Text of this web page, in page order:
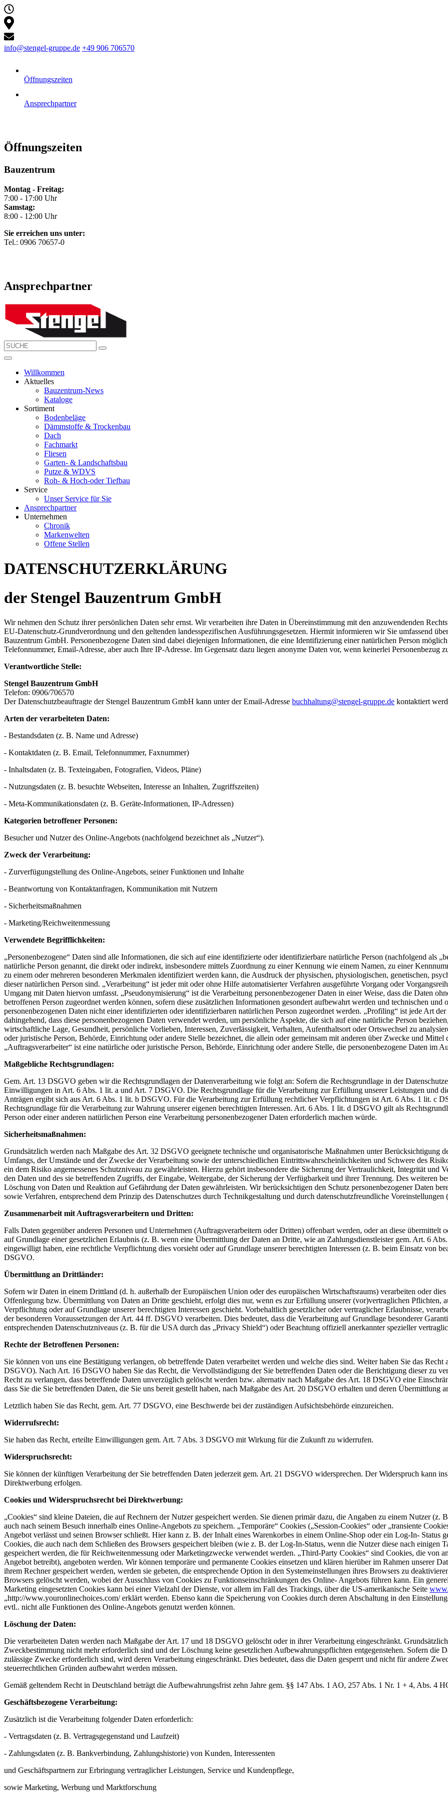
info@stengel-gruppe.de +49 906 706570
Öffnungszeiten
Ansprechpartner
Öffnungszeiten
Bauzentrum
Montag - Freitag:
7:00 - 17:00 Uhr
Samstag:
8:00 - 12:00 Uhr
Sie erreichen uns unter:
Tel.: 0906 70657-0
Ansprechpartner
Willkommen
Aktuelles
Bauzentrum-News
Kataloge
Sortiment
Bodenbeläge
Dämmstoffe & Trockenbau
Dach
Fachmarkt
Fliesen
Garten- & Landschaftsbau
Putze & WDVS
Roh- & Hoch-oder Tiefbau
Service
Unser Service für Sie
Ansprechpartner
Unternehmen
Chronik
Markenwelten
Offene Stellen
DATENSCHUTZERKLÄRUNG
der Stengel Bauzentrum GmbH
Wir nehmen den Schutz ihrer persönlichen Daten sehr ernst. Wir verarbeiten ihre Daten in Übereinstimmung mit den anzuwendenden
EU-Datenschutz-Grundverordnung und den geltenden landesspezifischen Ausführungsgesetzen. Hiermit informieren wir Sie umfassend
Bauzentrum GmbH. Personenbezogene Daten sind dabei diejenigen Informationen, die eine Identifizierung einer natürlichen Person
Telefonnummer, Email-Adresse, aber auch Ihre IP-Adresse. Im Gegensatz dazu liegen anonyme Daten vor, wenn keinerlei Personenbezug
Verantwortliche Stelle:
Stengel Bauzentrum GmbH
Telefon: 0906/706570
Der Datenschutzbeauftragte der Stengel Bauzentrum GmbH kann unter der Email-Adresse buchhaltung@stengel-gruppe.de kontaktiert
Arten der verarbeiteten Daten:
- Bestandsdaten (z. B. Name und Adresse)
- Kontaktdaten (z. B. Email, Telefonnummer, Faxnummer)
- Inhaltsdaten (z. B. Texteingaben, Fotografien, Videos, Pläne)
- Nutzungsdaten (z. B. besuchte Webseiten, Interesse an Inhalten, Zugriffszeiten)
- Meta-Kommunikationsdaten (z. B. Geräte-Informationen, IP-Adressen)
Kategorien betroffener Personen:
Besucher und Nutzer des Online-Angebots (nachfolgend bezeichnet als „Nutzer“).
Zweck der Verarbeitung:
- Zurverfügungstellung des Online-Angebots, seiner Funktionen und Inhalte
- Beantwortung von Kontaktanfragen, Kommunikation mit Nutzern
- Sicherheitsmaßnahmen
- Marketing/Reichweitenmessung
Verwendete Begrifflichkeiten:
„Personenbezogene“ Daten sind alle Informationen, die sich auf eine identifizierte oder identifizierbare natürliche Person (nachfolgend als
natürliche Person genannt, die direkt oder indirekt, insbesondere mittels Zuordnung zu einer Kennung wie einem Namen, zu einer
zu einem oder mehreren besonderen Merkmalen identifiziert werden kann, die Ausdruck der physischen, physiologischen, genetischen,
dieser natürlichen Person sind. „Verarbeitung“ ist jeder mit oder ohne Hilfe automatisierter Verfahren ausgeführte Vorgang oder
Umgang mit Daten hiervon umfasst. „Pseudonymisierung“ ist die Verarbeitung personenbezogener Daten in einer Weise, dass die Daten
betroffenen Person zugeordnet werden können, sofern diese zusätzlichen Informationen gesondert aufbewahrt werden und technischen
personenbezogenen Daten nicht einer identifizierten oder identifizierbaren natürlichen Person zugeordnet werden. „Profiling“ ist jede Art
dahingehend, dass diese personenbezogenen Daten verwendet werden, um persönliche Aspekte, die sich auf eine natürliche Person
wirtschaftliche Lage, Gesundheit, persönliche Vorlieben, Interessen, Zuverlässigkeit, Verhalten, Aufenthaltsort oder Ortswechsel zu
oder juristische Person, Behörde, Einrichtung oder andere Stelle bezeichnet, die allein oder gemeinsam mit anderen über Zwecke und
„Auftragsverarbeiter“ ist eine natürliche oder juristische Person, Behörde, Einrichtung oder andere Stelle, die personenbezogene Daten im
Maßgebliche Rechtsgrundlagen:
Gem. Art. 13 DSGVO geben wir die Rechtsgrundlagen der Datenverarbeitung wie folgt an: Sofern die Rechtsgrundlage in der
Einwilligungen in Art. 6 Abs. 1 lit. a und Art. 7 DSGVO. Die Rechtsgrundlage für die Verarbeitung zur Erfüllung unserer Leistungen und
Anträgen ergibt sich aus Art. 6 Abs. 1 lit. b DSGVO. Für die Verarbeitung zur Erfüllung rechtlicher Verpflichtungen ist Art. 6 Abs. 1 lit. c
Rechtsgrundlage für die Verarbeitung zur Wahrung unserer eigenen berechtigten Interessen. Art. 6 Abs. 1 lit. d DSGVO gilt als
Person oder einer anderen natürlichen Person eine Verarbeitung personenbezogener Daten erforderlich machen würde.
Sicherheitsmaßnahmen:
Grundsätzlich werden nach Maßgabe des Art. 32 DSGVO geeignete technische und organisatorische Maßnahmen unter Berücksichtigung
Umfangs, der Umstände und der Zwecke der Verarbeitung sowie der unterschiedlichen Eintrittswahrscheinlichkeiten und Schwere des
ein dem Risiko angemessenes Schutzniveau zu gewährleisten. Hierzu gehört insbesondere die Sicherung der Vertraulichkeit, Integrität
den Daten und des sie betreffenden Zugriffs, der Eingabe, Weitergabe, der Sicherung der Verfügbarkeit und ihrer Trennung. Des weiteren
Löschung von Daten und Reaktion auf Gefährdung der Daten gewährleisten. Wir berücksichtigen den Schutz personenbezogener Daten
sowie Verfahren, entsprechend dem Prinzip des Datenschutzes durch Technikgestaltung und durch datenschutzfreundliche
Zusammenarbeit mit Auftragsverarbeitern und Dritten:
Falls Daten gegenüber anderen Personen und Unternehmen (Auftragsverarbeitern oder Dritten) offenbart werden, oder an diese
auf Grundlage einer gesetzlichen Erlaubnis (z. B. wenn eine Übermittlung der Daten an Dritte, wie an Zahlungsdienstleister gem. Art. 6
eingewilligt haben, eine rechtliche Verpflichtung dies vorsieht oder auf Grundlage unserer berechtigten Interessen (z. B. beim Einsatz von
DSGVO.
Übermittlung an Drittländer:
Sofern wir Daten in einem Drittland (d. h. außerhalb der Europäischen Union oder des europäischen Wirtschaftsraums) verarbeiten oder
Offenlegung bzw. Übermittlung von Daten an Dritte geschieht, erfolgt dies nur, wenn es zur Erfüllung unserer (vor)vertraglichen
Verpflichtung oder auf Grundlage unserer berechtigten Interessen geschieht. Vorbehaltlich gesetzlicher oder vertraglicher Erlaubnisse,
der besonderen Voraussetzungen der Art. 44 ff. DSGVO verarbeiten. Dies bedeutet, dass die Verarbeitung auf Grundlage besonderer
entsprechenden Datenschutzniveaus (z. B. für die USA durch das „Privacy Shield“) oder Beachtung offiziell anerkannter spezieller
Rechte der Betroffenen Personen:
Sie können von uns eine Bestätigung verlangen, ob betreffende Daten verarbeitet werden und welche dies sind. Weiter haben Sie das
DSGVO). Nach Art. 16 DSGVO haben Sie das Recht, die Vervollständigung der Sie betreffenden Daten oder die Berichtigung dieser zu
Recht zu verlangen, dass betreffende Daten unverzüglich gelöscht werden bzw. alternativ nach Maßgabe des Art. 18 DSGVO eine
dass Sie die Sie betreffenden Daten, die Sie uns bereit gestellt haben, nach Maßgabe des Art. 20 DSGVO erhalten und deren Übermittlung
Letztlich haben Sie das Recht, gem. Art. 77 DSGVO, eine Beschwerde bei der zuständigen Aufsichtsbehörde einzureichen.
Widerrufsrecht:
Sie haben das Recht, erteilte Einwilligungen gem. Art. 7 Abs. 3 DSGVO mit Wirkung für die Zukunft zu widerrufen.
Widerspruchsrecht:
Sie können der künftigen Verarbeitung der Sie betreffenden Daten jederzeit gem. Art. 21 DSGVO widersprechen. Der Widerspruch kann
Direktwerbung erfolgen.
Cookies und Widerspruchsrecht bei Direktwerbung:
„Cookies“ sind kleine Dateien, die auf Rechnern der Nutzer gespeichert werden. Sie dienen primär dazu, die Angaben zu einem Nutzer (z.
auch nach seinem Besuch innerhalb eines Online-Angebots zu speichern. „Temporäre“ Cookies („Session-Cookies“ oder „transiente
Angebot verlässt und seinen Browser schließt. Hier kann z. B. der Inhalt eines Warenkorbes in einem Online-Shop oder ein Log-In- Status
Cookies, die auch nach dem Schließen des Browsers gespeichert bleiben (wie z. B. der Log-In-Status, wenn die Nutzer diese nach einigen
gespeichert werden, die für Reichweitenmessung oder Marketingzwecke verwendet werden. „Third-Party Cookies“ sind Cookies, die von
Angebot betreibt), angeboten werden. Wir können temporäre und permanente Cookies einsetzen und klären hierüber im Rahmen unserer
ihrem Rechner gespeichert werden, werden sie gebeten, die entsprechende Option in den Systemeinstellungen ihres Browsers zu
Browsers gelöscht werden, wobei der Ausschluss von Cookies zu Funktionseinschränkungen des Online- Angebots führen kann. Ein
Marketing eingesetzten Cookies kann bei einer Vielzahl der Dienste, vor allem im Fall des Trackings, über die US-amerikanische Seite
„http://www.youronlinechoices.com/ erklärt werden. Ebenso kann die Speicherung von Cookies durch deren Abschaltung in den
evtl.. nicht alle Funktionen des Online-Angebots genutzt werden können.
Löschung der Daten:
Die verarbeiteten Daten werden nach Maßgabe der Art. 17 und 18 DSGVO gelöscht oder in ihrer Verarbeitung eingeschränkt.
Zweckbestimmung nicht mehr erforderlich sind und der Löschung keine gesetzlichen Aufbewahrungspflichten entgegenstehen. Sofern die
zulässige Zwecke erforderlich sind, wird deren Verarbeitung eingeschränkt. Dies bedeutet, dass die Daten gesperrt und nicht für andere
steuerrechtlichen Gründen aufbewahrt werden müssen.
Gemäß geltendem Recht in Deutschland beträgt die Aufbewahrungsfrist zehn Jahre gem. §§ 147 Abs. 1 AO, 257 Abs. 1 Nr. 1 + 4, Abs. 4
Geschäftsbezogene Verarbeitung:
Zusätzlich ist die Verarbeitung folgender Daten erforderlich:
- Vertragsdaten (z. B. Vertragsgegenstand und Laufzeit)
- Zahlungsdaten (z. B. Bankverbindung, Zahlungshistorie) von Kunden, Interessenten
und Geschäftspartnern zur Erbringung vertraglicher Leistungen, Service und Kundenpflege,
sowie Marketing, Werbung und Marktforschung